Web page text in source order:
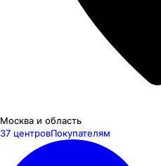
Москва и область
37 центровПокупателям